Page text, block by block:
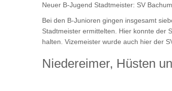
Neuer B-Jugend Stadtmeister: SV
Bei den B-Junioren gingen insgesamt
Stadtmeister ermittelten. Hier konnte der
halten. Vizemeister wurde auch hier der
Niedereimer, Hüsten